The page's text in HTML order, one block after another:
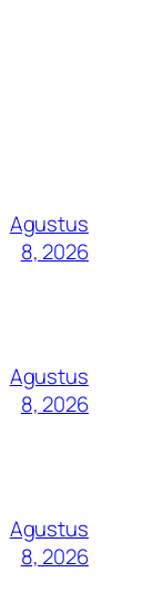
Agustus
8, 2026
Agustus
8, 2026
Agustus
8, 2026